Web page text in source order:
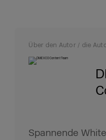
Über den Autor / die
Spannende